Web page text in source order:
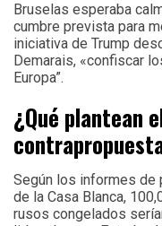
Bruselas esperaba
cumbre prevista para
iniciativa de Trump
Demarais, «confiscar
Europa”.
¿Qué plantean
Según los informes de
de la Casa Blanca,
rusos congelados